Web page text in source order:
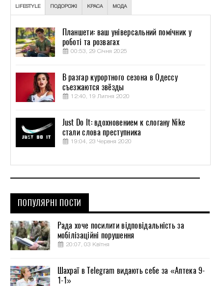
LIFESTYLE ПОДОРОЖІ КРАСА МОДА
Планшети: ваш універсальний помічник у
роботі та розвагах
00:53, 29 Січня 2025
В разгар курортного сезона в Одессу
съезжаются звёзды
12:40, 19 Липня 2020
Just Do It: вдохновением к слогану Nike
стали слова преступника
19:04, 23 Червня 2020
ПОПУЛЯРНІ ПОСТИ
Рада хоче посилити відповідальність за
мобілізаційні порушення
20:07, 03 Квітня
Шахраї в Telegram видають себе за «Аптека 9-
1-1»